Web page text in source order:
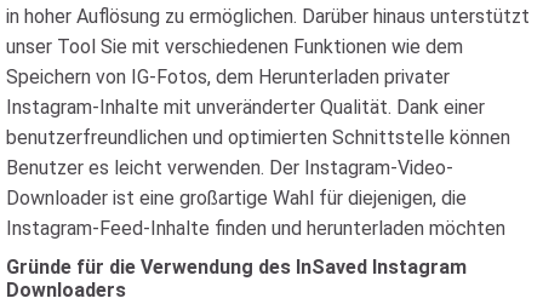
in hoher Auflösung zu ermöglichen. Darüber hinaus unterstützt
unser Tool Sie mit verschiedenen Funktionen wie dem
Speichern von IG-Fotos, dem Herunterladen privater
Instagram-Inhalte mit unveränderter Qualität. Dank einer
benutzerfreundlichen und optimierten Schnittstelle können
Benutzer es leicht verwenden. Der Instagram-Video-
Downloader ist eine großartige Wahl für diejenigen, die
Instagram-Feed-Inhalte finden und herunterladen möchten
Gründe für die Verwendung des InSaved Instagram
Downloaders